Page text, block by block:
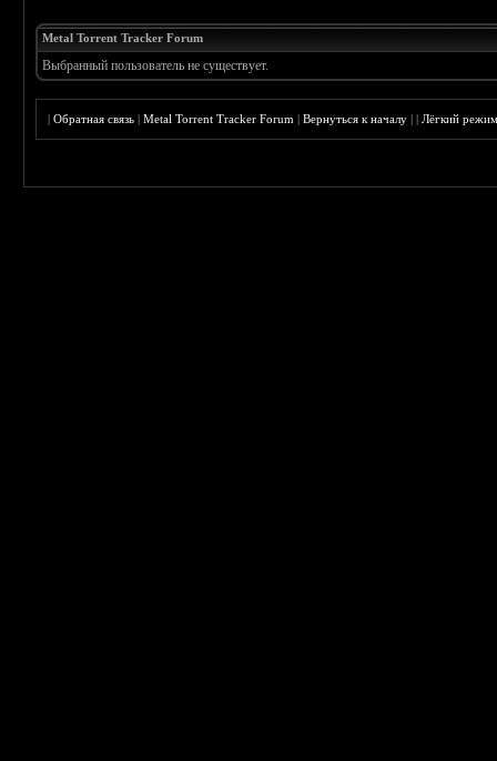
Metal Torrent Tracker Forum
Выбранный пользователь не существует.
|Обратная связь |Metal Torrent Tracker Forum |Вернуться к началу ||Лёгкий